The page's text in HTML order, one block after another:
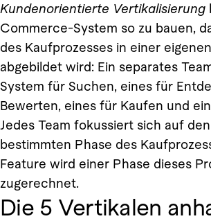
Kundenorientierte Vertikalisierung
Commerce-System so zu bauen,
des Kaufprozesses in einer
abgebildet wird: Ein separates
System für Suchen, eines für
Bewerten, eines für Kaufen und
Jedes Team fokussiert sich auf
bestimmten Phase des
Feature wird einer Phase dieses
zugerechnet.
Die 5 Vertikalen